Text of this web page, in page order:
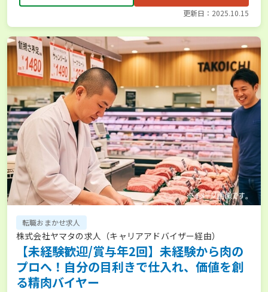
更新日：2025.10.15
転職おまかせ求人
株式会社ヤマタの求人（キャリアアドバイザー経由）
【未経験歓迎/賞与年2回】未経験から肉の
プロへ！自分の目利きで仕入れ、価値を創
る精肉バイヤー